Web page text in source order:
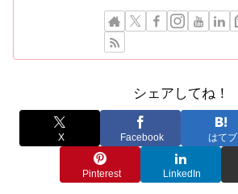
シェアしてね！
X Facebook はてブ
Pinterest LinkedIn